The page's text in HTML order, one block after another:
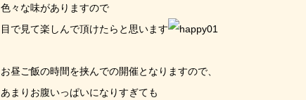
色々な味がありますので
目で見て楽しんで頂けたらと思います
お昼ご飯の時間を挟んでの開催となりますので、
あまりお腹いっぱいになりすぎても